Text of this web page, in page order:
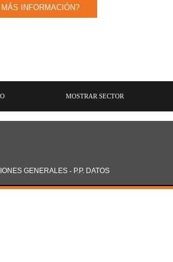
INFORMACIÓN?
MOSTRAR SECTOR
GENERALES- P.P. DATOS